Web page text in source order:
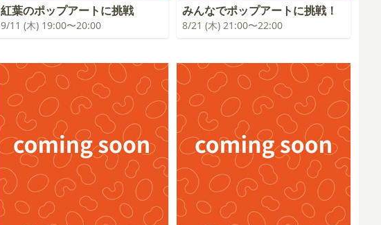
紅葉のポップアートに挑戦
9/11 (木) 19:00〜20:00
みんなでポップアートに挑戦！
8/21 (木) 21:00〜22:00